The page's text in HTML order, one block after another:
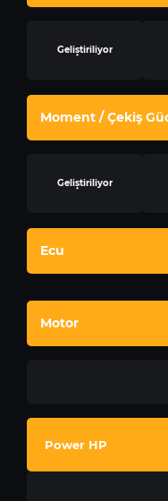
Geliştiriliyor
Moment / Çekiş
Geliştiriliyor
Ecu
Motor
Power HP